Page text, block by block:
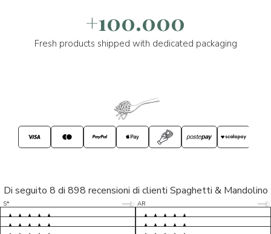
+100.000
Fresh products shipped with dedicated packaging
Di seguito 8 di 898 recensioni di clienti Spaghetti & Mandolino
S* 5/5
LP 5/5
M* 5/5
AR 5/5
D* 5/5
S* 5/5